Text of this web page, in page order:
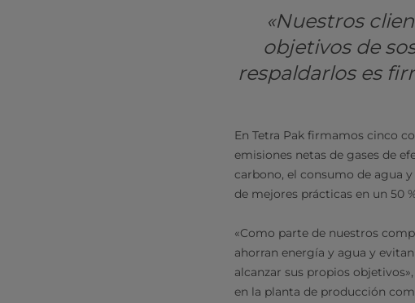
«Nuestros
objetivos de
respaldarlos es
En Tetra Pak firmamos cinco
emisiones netas de gases de
carbono, el consumo de agua
de mejores prácticas en un 50
«Como parte de nuestros
ahorran energía y agua y
alcanzar sus propios
en la planta de producción